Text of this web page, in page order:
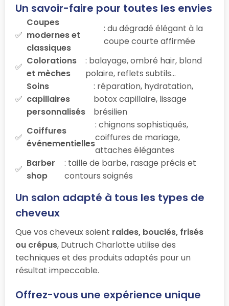
Un savoir-faire pour toutes les envies
Coupes
modernes et
classiques
: du dégradé élégant à la
coupe courte affirmée
Colorations
et mèches
: balayage, ombré hair, blond
polaire, reflets subtils…
Soins
capillaires
personnalisés
: réparation, hydratation,
botox capillaire, lissage
brésilien
Coiffures
événementielles
: chignons sophistiqués,
coiffures de mariage,
attaches élégantes
Barber
shop
: taille de barbe, rasage précis et
contours soignés
Un salon adapté à tous les types de
cheveux
Que vos cheveux soient raides, bouclés, frisés
ou crépus, Dutruch Charlotte utilise des
techniques et des produits adaptés pour un
résultat impeccable.
Offrez-vous une expérience unique